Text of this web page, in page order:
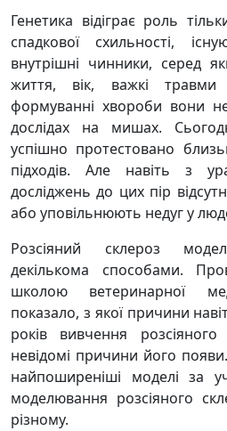
Генетика відіграє роль
спадкової схильності,
внутрішні чинники, серед
життя, вік, важкі
формуванні хвороби вони
дослідах на мишах.
успішно протестовано
підходів. Але навіть з
досліджень до цих пір
або уповільнюють недуг у
Розсіяний склероз
декількома способами.
школою ветеринарної
показало, з якої причини
років вивчення
невідомі причини його
найпоширеніші моделі за
моделювання розсіяного
різному.